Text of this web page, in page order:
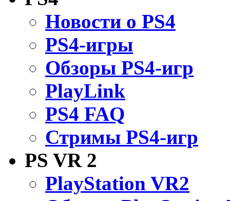
Новости о PS4
PS4-игры
Обзоры PS4-игр
PlayLink
PS4 FAQ
Стримы PS4-игр
PS VR 2
PlayStation VR2